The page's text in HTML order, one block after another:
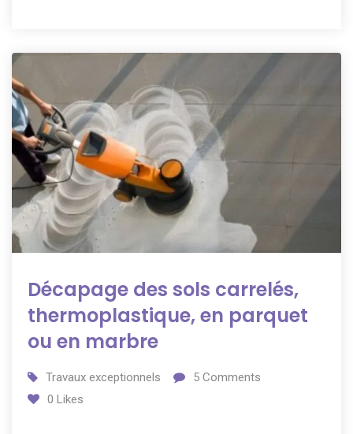
Décapage des sols carrelés,
thermoplastique, en parquet
ou en marbre
Travaux exceptionnels 5 Comments
0 Likes